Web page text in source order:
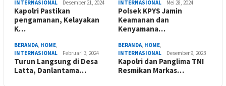
INTERNASIONAL
Desember 21, 2024
Kapolri Pastikan
pengamanan, Kelayakan
K…
INTERNASIONAL
Mei 28, 2024
Polsek KPYS Jamin
Keamanan dan
Kenyamana…
BERANDA, HOME,
INTERNASIONAL
Februari 3, 2024
Turun Langsung di Desa
Latta, Danlantama…
BERANDA, HOME,
INTERNASIONAL
Desember 9, 2023
Kapolri dan Panglima TNI
Resmikan Markas…